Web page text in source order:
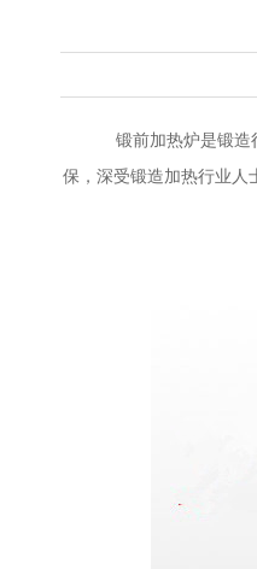
锻前加热炉是锻造
保，深受锻造加热行业人